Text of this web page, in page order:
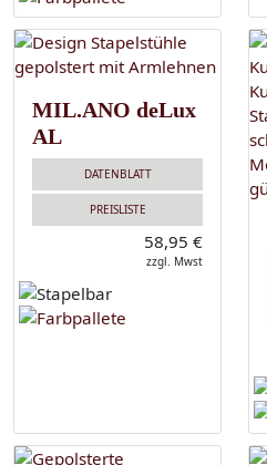
MIL.ANO deLux
AL
DATENBLATT
PREISLISTE
58,95 €
zzgl. Mwst